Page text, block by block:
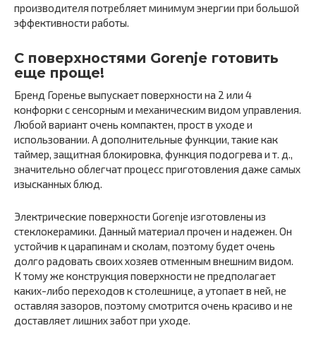
производителя потребляет минимум энергии при большой
эффективности работы.
С поверхностями Gorenje готовить
еще проще!
Бренд Горенье выпускает поверхности на 2 или 4
конфорки с сенсорным и механическим видом управления.
Любой вариант очень компактен, прост в уходе и
использовании. А дополнительные функции, такие как
таймер, защитная блокировка, функция подогрева и т. д.,
значительно облегчат процесс приготовления даже самых
изысканных блюд.
Электрические поверхности Gorenje изготовлены из
стеклокерамики. Данный материал прочен и надежен. Он
устойчив к царапинам и сколам, поэтому будет очень
долго радовать своих хозяев отменным внешним видом.
К тому же конструкция поверхности не предполагает
каких-либо переходов к столешнице, а утопает в ней, не
оставляя зазоров, поэтому смотрится очень красиво и не
доставляет лишних забот при уходе.